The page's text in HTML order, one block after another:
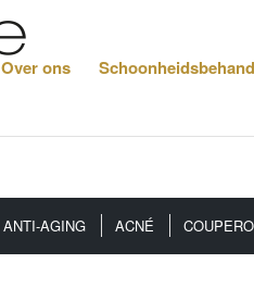
Over ons
ANTI-AGING ACNÉ